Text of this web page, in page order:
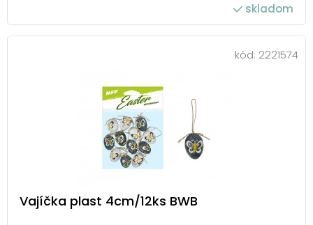
skladom
kód: 2221574
Vajíčka plast 4cm/12ks BWB